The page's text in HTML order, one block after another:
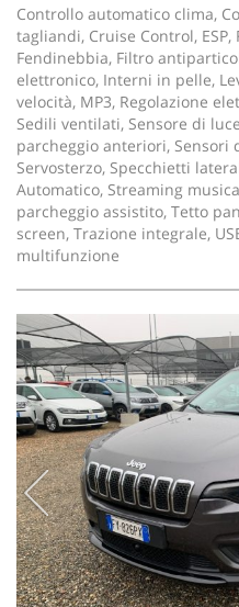
Controllo automatico clima,
tagliandi, Cruise Control, ESP,
Fendinebbia, Filtro
elettronico, Interni in pelle,
velocità, MP3, Regolazione
Sedili ventilati, Sensore di
parcheggio anteriori, Sensori
Servosterzo, Specchietti
Automatico, Streaming
parcheggio assistito, Tetto
screen, Trazione integrale,
multifunzione
Leggi
la
cookie
policy
Salva
le
impostazioni